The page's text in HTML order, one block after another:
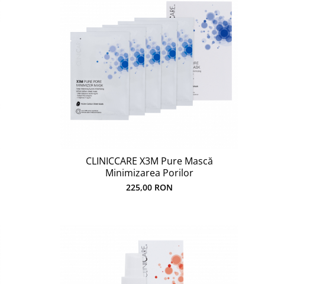
CLINICCARE X3M Pure Mască
Minimizarea Porilor
225,00 RON